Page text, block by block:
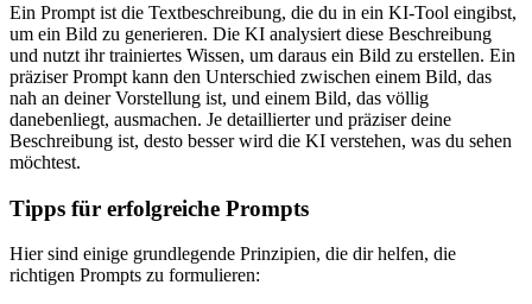
Ein Prompt ist die Textbeschreibung, die du in ein KI-Tool eingibst,
um ein Bild zu generieren. Die KI analysiert diese Beschreibung
und nutzt ihr trainiertes Wissen, um daraus ein Bild zu erstellen. Ein
präziser Prompt kann den Unterschied zwischen einem Bild, das
nah an deiner Vorstellung ist, und einem Bild, das völlig
danebenliegt, ausmachen. Je detaillierter und präziser deine
Beschreibung ist, desto besser wird die KI verstehen, was du sehen
möchtest.
Tipps für erfolgreiche Prompts
Hier sind einige grundlegende Prinzipien, die dir helfen, die
richtigen Prompts zu formulieren: